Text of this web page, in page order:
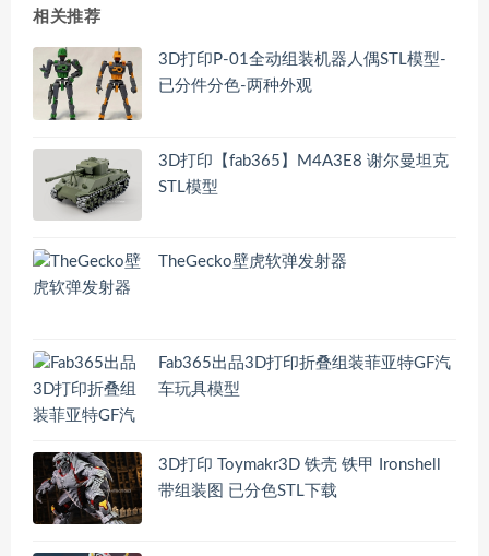
相关推荐
3D打印P-01全动组装机器人偶STL模型-
已分件分色-两种外观
3D打印【fab365】M4A3E8 谢尔曼坦克
STL模型
TheGecko壁虎软弹发射器
Fab365出品3D打印折叠组装菲亚特GF汽
车玩具模型
3D打印 Toymakr3D 铁壳 铁甲 Ironshell
带组装图 已分色STL下载